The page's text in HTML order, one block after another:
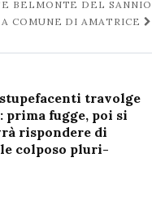
BELMONTE DEL SANNIO
COMUNE DI AMATRICE
travolge
fugge, poi si
rispondere di
colposo pluri-